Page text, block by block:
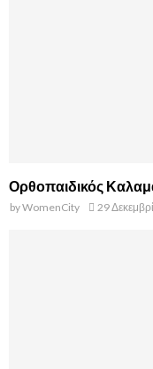
Ορθοπαιδικός
byWomenCity 29